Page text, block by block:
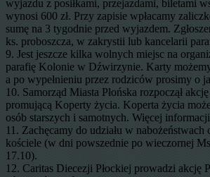
wyjazdu z posiłkami, przejazdami, biletami
wynosi 600 zł. Przy zapisie wpłacamy
sumę na 3 tygodnie przed wyjazdem.
ks. proboszcza, w zakrystii lub kancelarii
9. Jest jeszcze kilka wolnych miejsc na
parafię Kolonie w Dźwirzynie. Karty
a po wypełnieniu przez rodziców prosimy o
10. Samorząd Miasta Płońska rozpoczął
promującą Koperty życia. Koperta życia
osób starszych i samotnych. Więcej
11. Zachęcamy do udziału w
kościele (w dni powszednie po wieczornej
17.10).
12. Caritas Diecezji Płockiej prowadzi akcję